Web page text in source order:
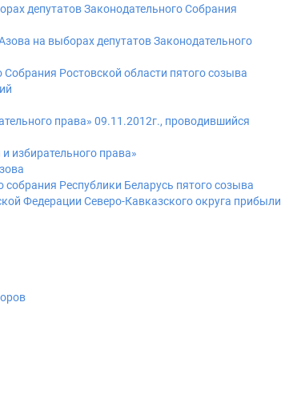
депутатов Законодательного Собрания
на выборах депутатов Законодательного
Ростовской области пятого созыва
права» 09.11.2012г., проводившийся
избирательного права»
Республики Беларусь пятого созыва
Федерации Северо-Кавказского округа прибыли